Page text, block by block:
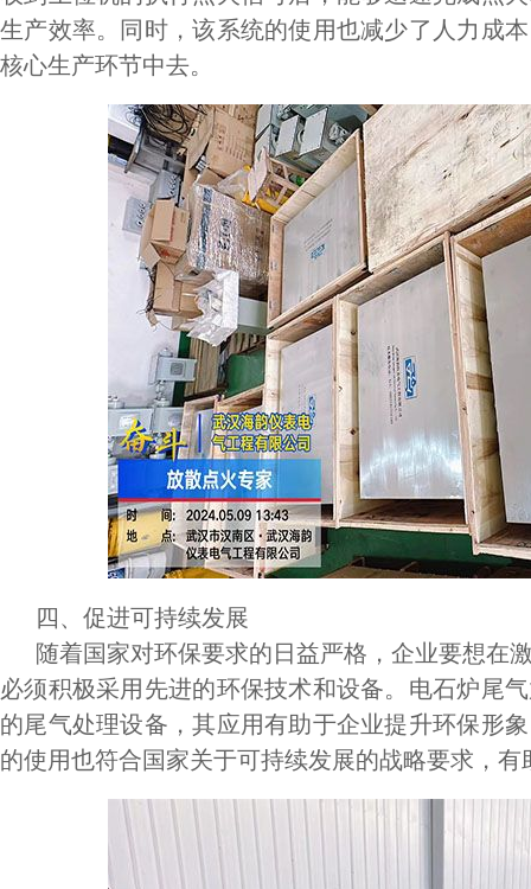
生产效率。同时，该系统的使用也减少了人力成
核心生产环节中去。
四、促进可持续发展
随着国家对环保要求的日益严格，企业要想在
必须积极采用先进的环保技术和设备。电石炉尾
的尾气处理设备，其应用有助于企业提升环保形
的使用也符合国家关于可持续发展的战略要求，